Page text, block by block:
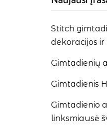
Stitch
dekoracijos
Gimtadienių
Gimtadienis
Gimtadienio
linksmiausė